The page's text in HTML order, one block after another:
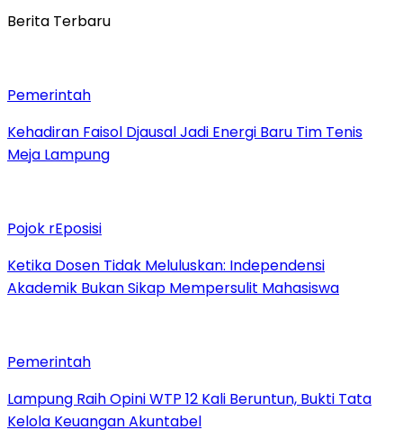
Berita Terbaru
Pemerintah
Kehadiran Faisol Djausal Jadi Energi Baru Tim Tenis
Meja Lampung
Pojok rEposisi
Ketika Dosen Tidak Meluluskan: Independensi
Akademik Bukan Sikap Mempersulit Mahasiswa
Pemerintah
Lampung Raih Opini WTP 12 Kali Beruntun, Bukti Tata
Kelola Keuangan Akuntabel